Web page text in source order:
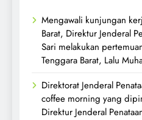
Mengawali kunjungan
Barat, Direktur Jenderal
Sari melakukan
Tenggara Barat, Lalu
Direktorat Jenderal
coffee morning yang
Direktur Jenderal